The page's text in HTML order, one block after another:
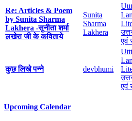
Re: Articles & Poem
by Sunita Sharma
Lakhera -सुनीता शर्मा
लखेरा जी के कविताये
Sunita
Sharma
Lakhera
एवं
कुछ लिखे पन्ने devbhumi
एवं
Upcoming Calendar